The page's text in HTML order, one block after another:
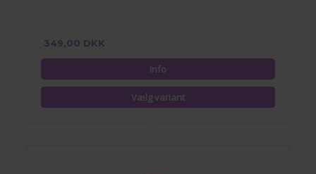
349,00 DKK